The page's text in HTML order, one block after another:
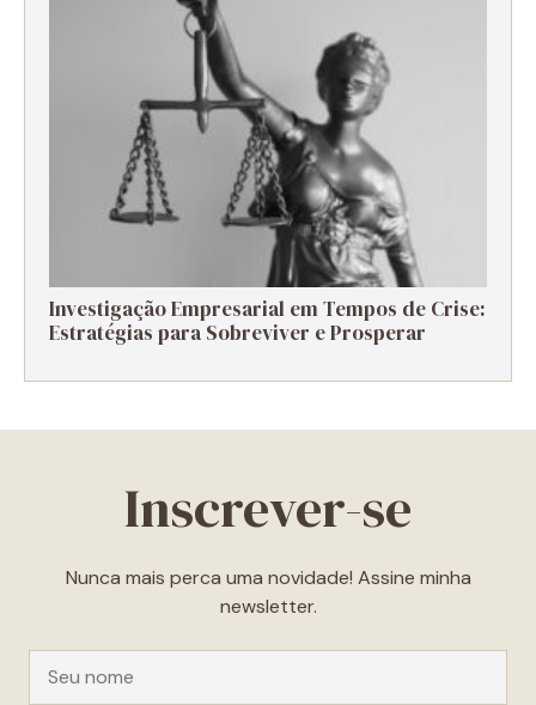
Investigação Empresarial em Tempos de Crise:
Estratégias para Sobreviver e Prosperar
Inscrever-se
Nunca mais perca uma novidade! Assine minha
newsletter.